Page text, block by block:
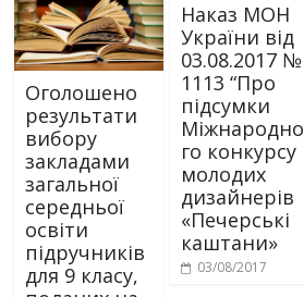
Оголошено
результати
вибору
закладами
загальної
середньої
освіти
підручників
для 9 класу,
Наказ МОН
України від
03.08.2017 №
1113 “Про
підсумки
Міжнародно
го конкурсу
молодих
дизайнерів
«Печерські
каштани»
03/08/2017